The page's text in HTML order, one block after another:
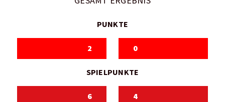
PUNKTE
2 0
SPIELPUNKTE
6 4